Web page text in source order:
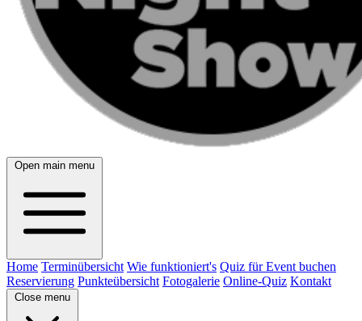
Open main menu
Home Terminübersicht Wie funktioniert's Quiz für Event buchen
Reservierung Punkteübersicht Fotogalerie Online-Quiz Kontakt
Close menu